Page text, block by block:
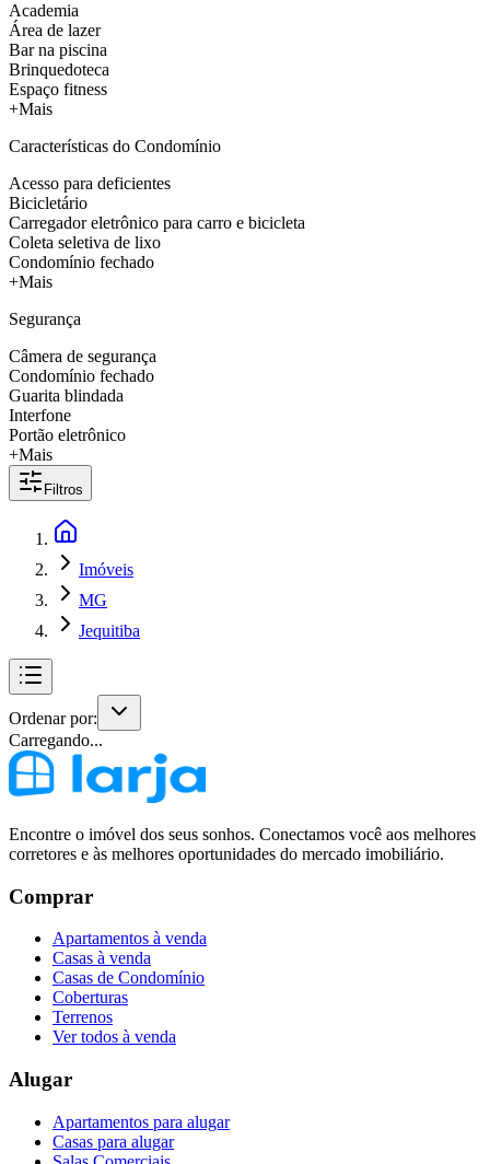
Academia
Área de lazer
Bar na piscina
Brinquedoteca
Espaço fitness
+Mais
Características do Condomínio
Acesso para deficientes
Bicicletário
Carregador eletrônico para carro e bicicleta
Coleta seletiva de lixo
Condomínio fechado
+Mais
Segurança
Câmera de segurança
Condomínio fechado
Guarita blindada
Interfone
Portão eletrônico
+Mais
Filtros
Imóveis
MG
Jequitiba
Ordenar por:
Carregando...
Encontre o imóvel dos seus sonhos. Conectamos você aos melhores
corretores e às melhores oportunidades do mercado imobiliário.
Comprar
Apartamentos à venda
Casas à venda
Casas de Condomínio
Coberturas
Terrenos
Ver todos à venda
Alugar
Apartamentos para alugar
Casas para alugar